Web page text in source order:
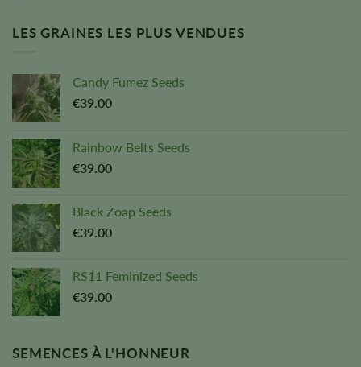
LES GRAINES LES PLUS VENDUES
Candy Fumez Seeds
€39.00
Rainbow Belts Seeds
€39.00
Black Zoap Seeds
€39.00
RS11 Feminized Seeds
€39.00
SEMENCES À L'HONNEUR